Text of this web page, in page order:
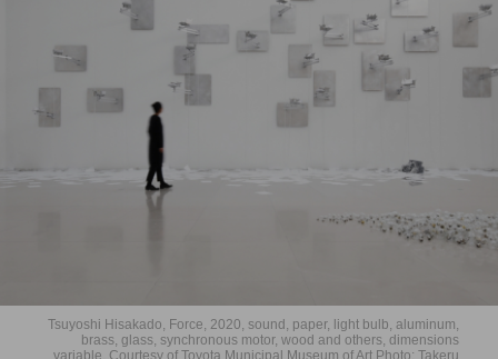
Tsuyoshi Hisakado, Force, 2020, sound, paper, light bulb, aluminum,
brass, glass, synchronous motor, wood and others, dimensions
variable, Courtesy of Toyota Municipal Museum of Art,Photo: Takeru